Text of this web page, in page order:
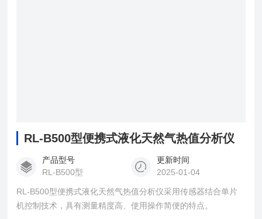
RL-B500型便携式液化天然气热值分析仪
产品型号
RL-B500型
更新时间
2025-01-04
RL-B500型便携式液化天然气热值分析仪采用传感器结合单片
机控制技术，具有测量精度高、使用操作简便的特点。